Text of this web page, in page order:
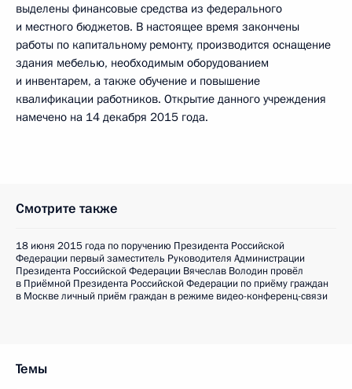
выделены финансовые средства из федерального
и местного бюджетов. В настоящее время закончены
работы по капитальному ремонту, производится оснащение
здания мебелью, необходимым оборудованием
и инвентарем, а также обучение и повышение
квалификации работников. Открытие данного учреждения
намечено на 14 декабря 2015 года.
Смотрите также
18 июня 2015 года по поручению Президента Российской
Федерации первый заместитель Руководителя Администрации
Президента Российской Федерации Вячеслав Володин провёл
в Приёмной Президента Российской Федерации по приёму граждан
в Москве личный приём граждан в режиме видео-конференц-связи
Темы